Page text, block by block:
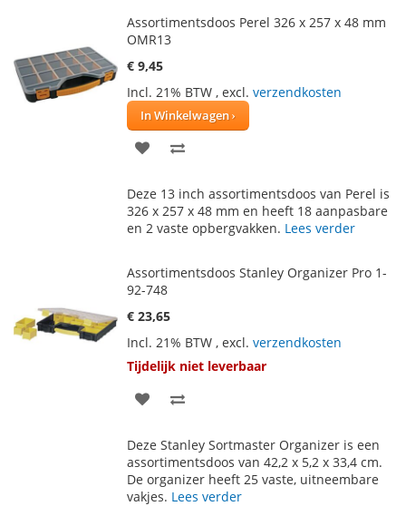
Assortimentsdoos Perel 326 x 257 x 48 mm
OMR13
€ 9,45
Incl. 21% BTW , excl. verzendkosten
In Winkelwagen
VOEG
AAN
VERLANGLIJST
TE
VERGELIJKEN
Deze 13 inch assortimentsdoos van Perel is
326 x 257 x 48 mm en heeft 18 aanpasbare
en 2 vaste opbergvakken. Lees verder
Assortimentsdoos Stanley Organizer Pro 1-
92-748
€ 23,65
Incl. 21% BTW , excl. verzendkosten
Tijdelijk niet leverbaar
VOEG
AAN
VERLANGLIJST
TE
VERGELIJKEN
Deze Stanley Sortmaster Organizer is een
assortimentsdoos van 42,2 x 5,2 x 33,4 cm.
De organizer heeft 25 vaste, uitneembare
vakjes. Lees verder